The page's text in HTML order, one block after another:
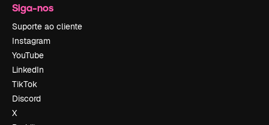
Siga-nos
Suporte ao cliente
Instagram
YouTube
LinkedIn
TikTok
Discord
X